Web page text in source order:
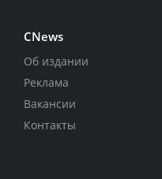
CNews
Об издании
Реклама
Вакансии
Контакты